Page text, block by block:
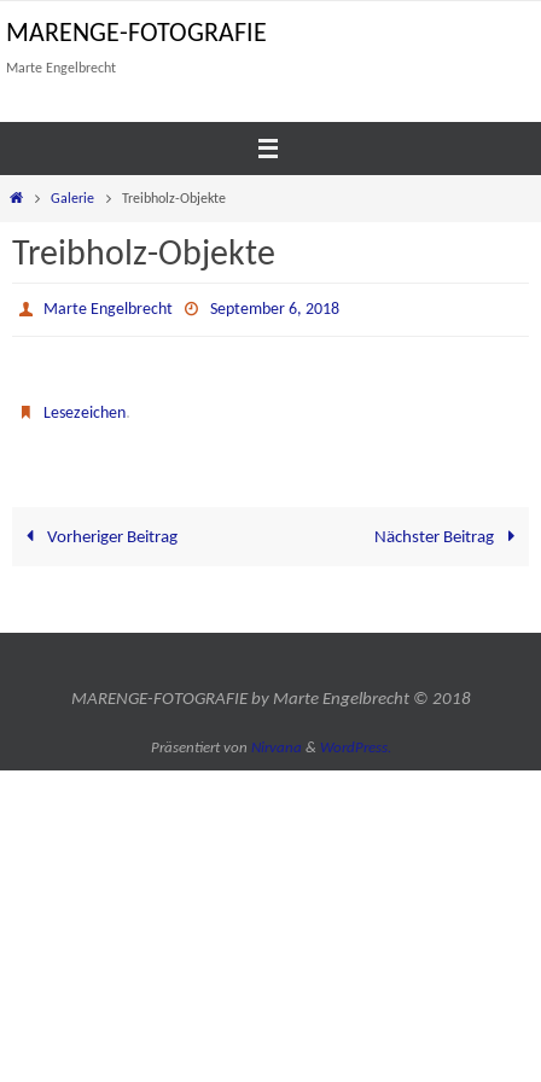
springen
MARENGE-FOTOGRAFIE
Marte Engelbrecht
StartGalerie Treibholz-Objekte
Treibholz-Objekte
Marte Engelbrecht September 6, 2018
Lesezeichen.
Vorheriger Beitrag Nächster Beitrag
MARENGE-FOTOGRAFIE by Marte Engelbrecht © 2018
Präsentiert von Nirvana & WordPress.